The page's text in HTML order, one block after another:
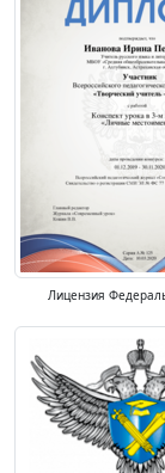
Лицензия